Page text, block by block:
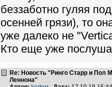
беззаботно гуляя
осенней грязи), то
уже далеко не
Кто еще уже
Re: Новость "Ринго Старр и Пол
Леннона"